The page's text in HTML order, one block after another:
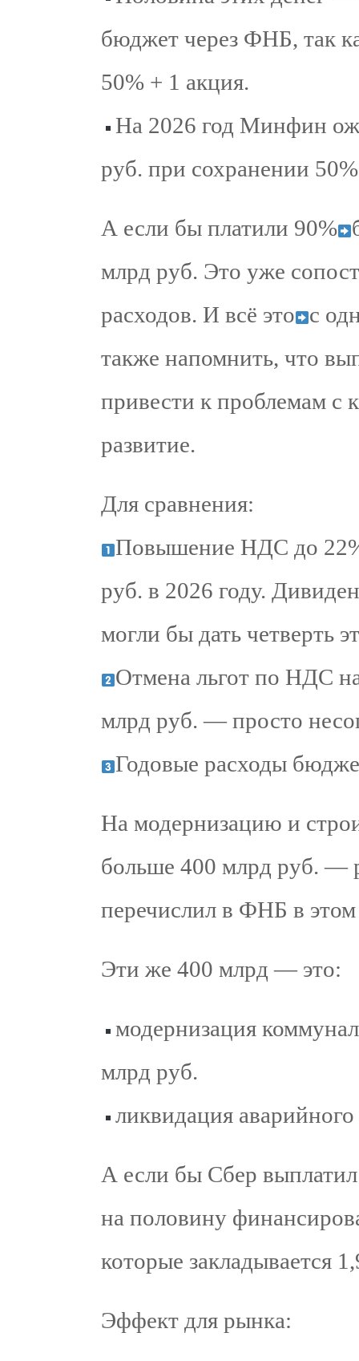
бюджет через ФНБ, так
50% + 1 акция.
На 2026 год Минфин
руб. при сохранении
А если бы платили 90%
млрд руб. Это уже
расходов. И всё это
с
также напомнить, что
привести к проблемам с
развитие.
Для сравнения:
Повышение НДС до
руб. в 2026 году.
могли бы дать четверть
Отмена льгот по НДС
млрд руб. — просто
Годовые расходы
На модернизацию и
больше 400 млрд руб. —
перечислил в ФНБ в этом
Эти же 400 млрд — это:
модернизация
млрд руб.
ликвидация
А если бы Сбер
на половину
которые закладывается
Эффект для рынка: